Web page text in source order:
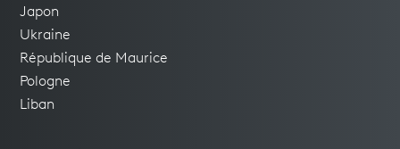
Japon
Ukraine
République de Maurice
Pologne
Liban